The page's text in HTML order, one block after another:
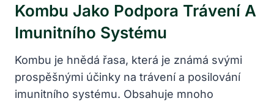
Kombu Jako Podpora Trávení A
Imunitního Systému
Kombu je hnědá řasa, která je známá svými
prospěšnými účinky na trávení a posilování
imunitního systému. Obsahuje mnoho